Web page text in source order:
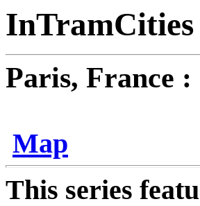
InTramCities
Paris, France
Map
This series